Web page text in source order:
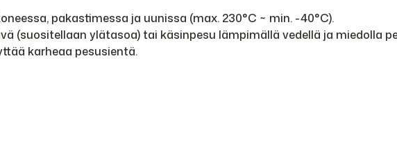
pakastimessa ja uunissa (max. 230°C ~ min. -40°C).
(suositellaan ylätasoa) tai käsinpesu lämpimällä vedellä ja miedolla
karheaa pesusientä.